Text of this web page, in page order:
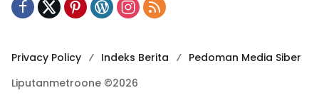
Privacy Policy Indeks Berita
Pedoman Media Siber
Liputanmetroone ©2026